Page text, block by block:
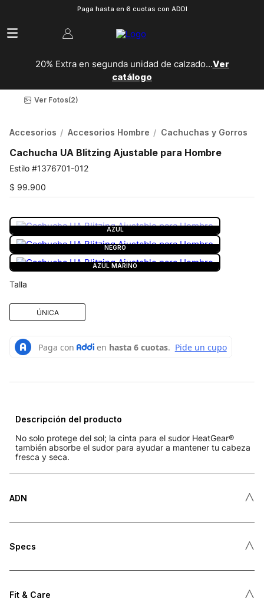
Paga hasta en 6 cuotas con ADDI
20% Extra en segunda unidad de calzado...Ver
catálogo
Ver Fotos(2)
Accesorios Accesorios Hombre Cachuchas y Gorros
Cachucha UA Blitzing Ajustable para Hombre
1376701-012
$ 99.900
AZUL
NEGRO
AZUL MARINO
Talla
ÚNICA
Descripción del producto
No solo protege del sol; la cinta para el sudor HeatGear®
también absorbe el sudor para ayudar a mantener tu cabeza
fresca y seca.
ADN ˄
Specs ˄
Fit & Care ˄